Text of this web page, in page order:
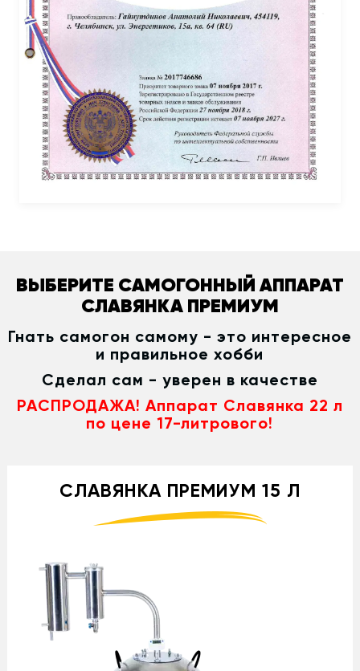
ВЫБЕРИТЕ САМОГОННЫЙ АППАРАТ
СЛАВЯНКА ПРЕМИУМ
Гнать самогон самому - это интересное
и правильное хобби
Сделал сам - уверен в качестве
РАСПРОДАЖА! Аппарат Славянка 22 л
по цене 17-литрового!
СЛАВЯНКА ПРЕМИУМ 15 Л